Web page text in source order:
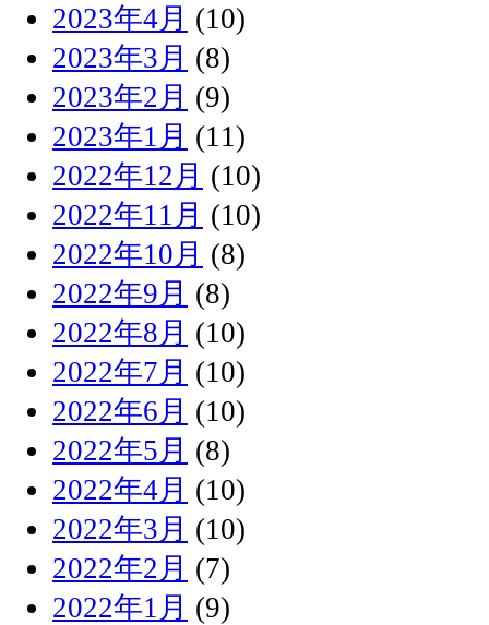
2023年4月 (10)
2023年3月 (8)
2023年2月 (9)
2023年1月 (11)
2022年12月 (10)
2022年11月 (10)
2022年10月 (8)
2022年9月 (8)
2022年8月 (10)
2022年7月 (10)
2022年6月 (10)
2022年5月 (8)
2022年4月 (10)
2022年3月 (10)
2022年2月 (7)
2022年1月 (9)